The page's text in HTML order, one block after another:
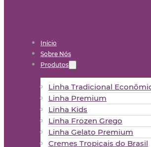
Início
Sobre Nós
Produtos
Linha Tradicional
Linha Premium
Linha Kids
Linha Frozen Grego
Linha Gelato Premium
Cremes Tropicais do Brasil